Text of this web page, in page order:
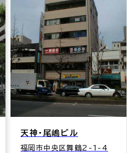
天神・尾嶋ビル
福岡市中央区舞鶴2-1-4